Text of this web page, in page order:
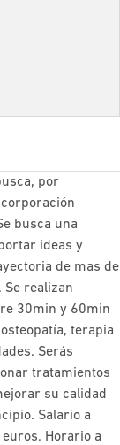
por
busca una
ideas y
de mas de
Se realizan
30min y 60min
terapia
Serás
tratamientos
su calidad
Salario a
Horario a